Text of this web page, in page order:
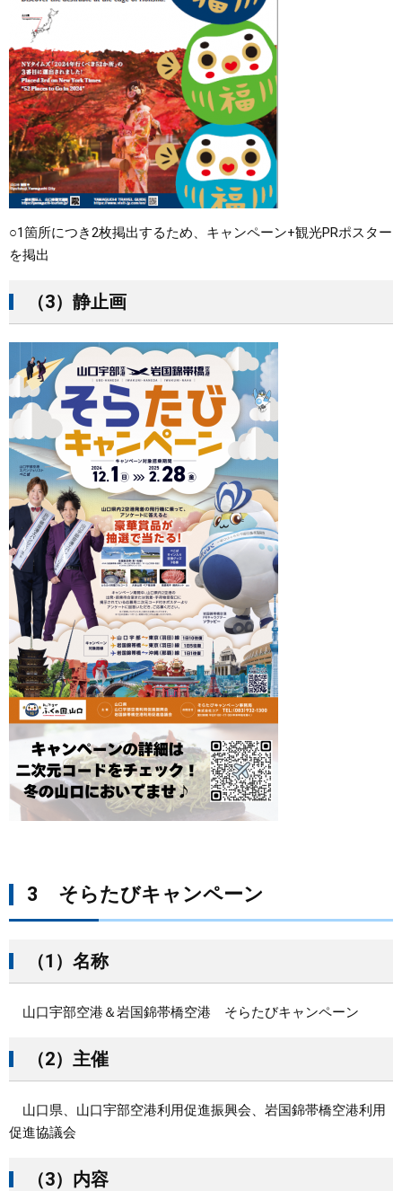
○1箇所につき2枚掲出するため、キャンペーン+観光PRポスター
を掲出
（3）静止画
3 そらたびキャンペーン
（1）名称
山口宇部空港＆岩国錦帯橋空港 そらたびキャンペーン
（2）主催
山口県、山口宇部空港利用促進振興会、岩国錦帯橋空港利用
促進協議会
（3）内容